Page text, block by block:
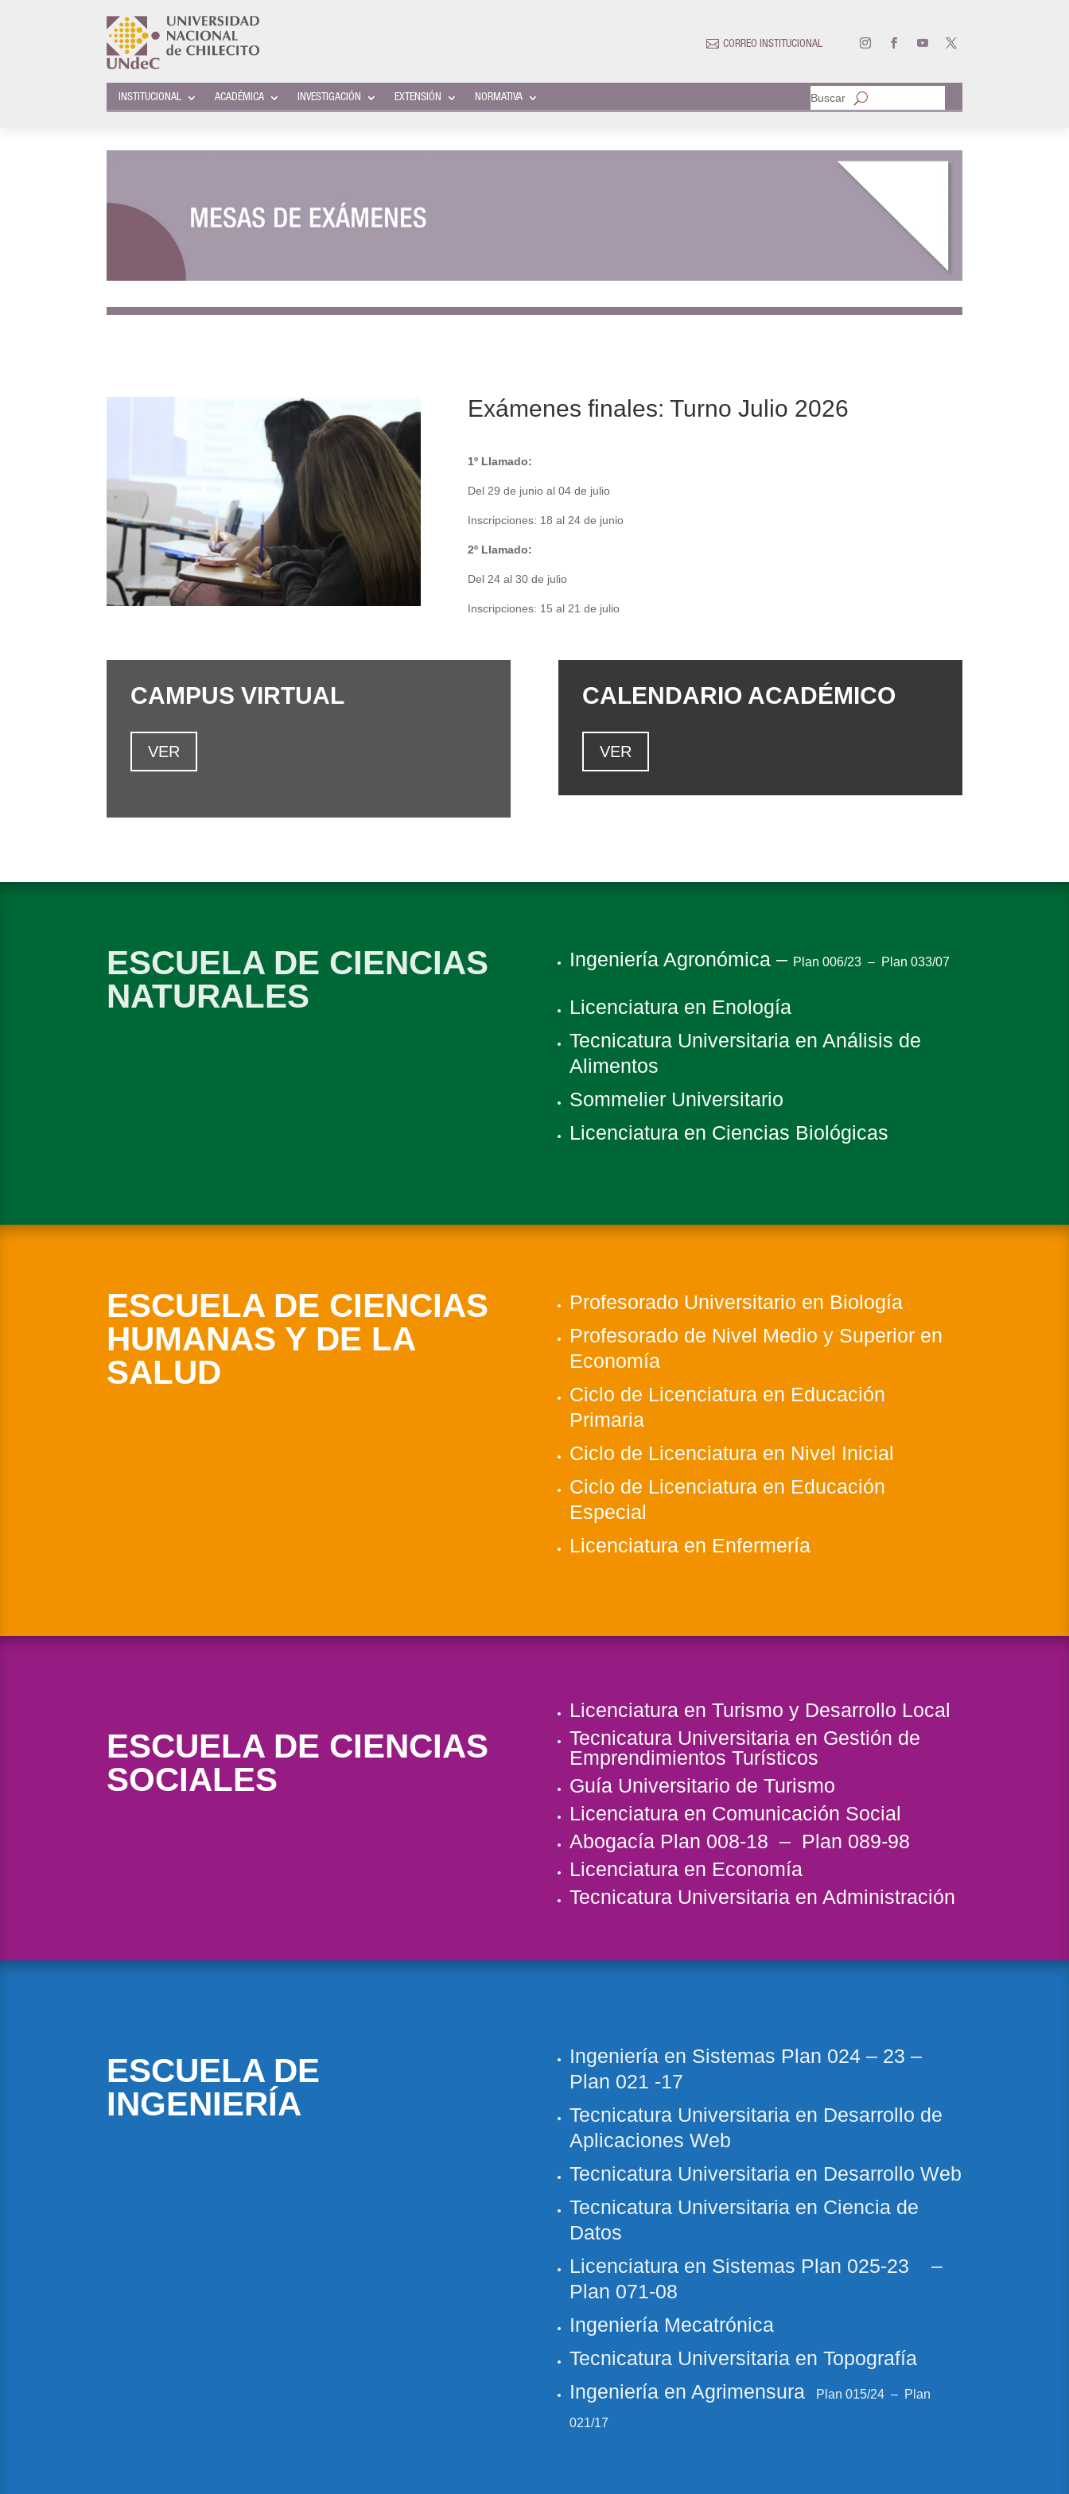
 CORREO INSTITUCIONAL
INSTITUCIONAL ACADÉMICA INVESTIGACIÓN EXTENSIÓN NORMATIVA Buscar
Exámenes finales: Turno Julio 2026
1º Llamado:
Del 29 de junio al 04 de julio
Inscripciones: 18 al 24 de junio
2º Llamado:
Del 24 al 30 de julio
Inscripciones: 15 al 21 de julio
CAMPUS VIRTUAL
VER
CALENDARIO ACADÉMICO
VER
ESCUELA DE CIENCIAS
NATURALES
Ingeniería Agronómica – Plan 006/23 –Plan 033/07
Licenciatura en Enología
Tecnicatura Universitaria en Análisis de
Alimentos
Sommelier Universitario
Licenciatura en Ciencias Biológicas
ESCUELA DE CIENCIAS
HUMANAS Y DE LA
SALUD
Profesorado Universitario en Biología
Profesorado de Nivel Medio y Superior en
Economía
Ciclo de Licenciatura en Educación
Primaria
Ciclo de Licenciatura en Nivel Inicial
Ciclo de Licenciatura en Educación
Especial
Licenciatura en Enfermería
ESCUELA DE CIENCIAS
SOCIALES
Licenciatura en Turismo y Desarrollo Local
Tecnicatura Universitaria en Gestión de
Emprendimientos Turísticos
Guía Universitario de Turismo
Licenciatura en Comunicación Social
Abogacía Plan 008-18 – Plan 089-98
Licenciatura en Economía
Tecnicatura Universitaria en Administración
ESCUELA DE
INGENIERÍA
Ingeniería en Sistemas Plan 024 – 23 –
Plan 021 -17
Tecnicatura Universitaria en Desarrollo de
Aplicaciones Web
Tecnicatura Universitaria en Desarrollo Web
Tecnicatura Universitaria en Ciencia de
Datos
Licenciatura en Sistemas Plan 025-23 –
Plan 071-08
Ingeniería Mecatrónica
Tecnicatura Universitaria en Topografía
Ingeniería en Agrimensura
Plan 015/24 – Plan
021/17